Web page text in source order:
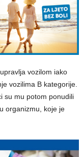
vozilom iako
vozilima B kategorije.
su mu potom ponudili
organizmu, koje je